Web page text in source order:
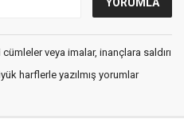
veya imalar, inançlara saldırı
harflerle yazılmış yorumlar